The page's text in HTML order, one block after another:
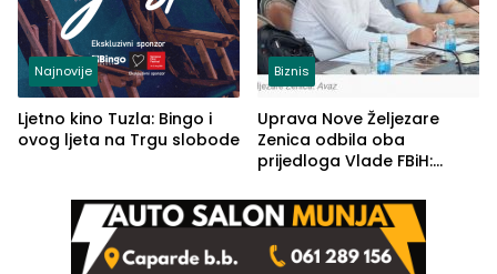
Najnovije
Ljetno kino Tuzla: Bingo i
ovog ljeta na Trgu slobode
Biznis
Uprava Nove Željezare
Zenica odbila oba
prijedloga Vlade FBiH:
rješenje